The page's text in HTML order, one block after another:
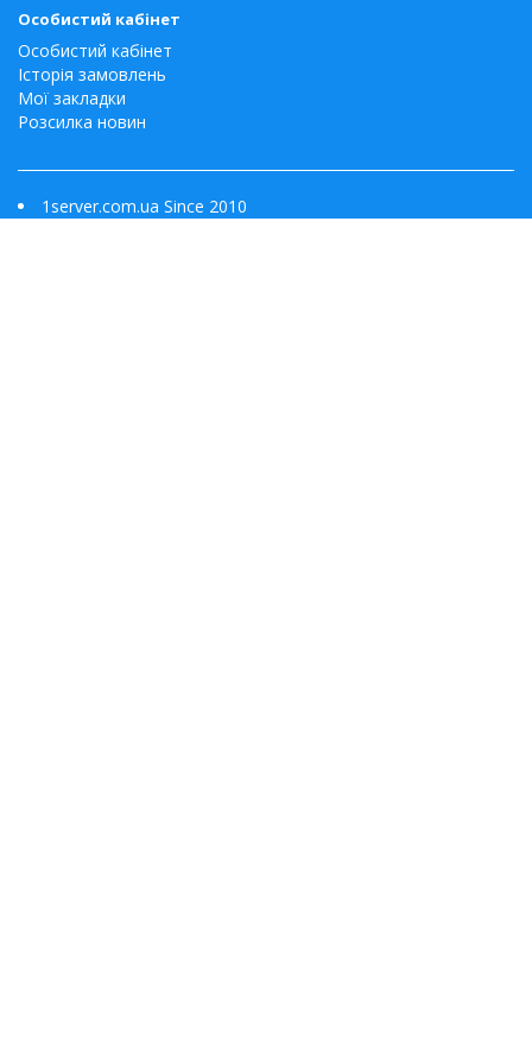
Особистий кабінет
Особистий кабінет
Історія замовлень
Мої закладки
Розсилка новин
1server.com.ua Since 2010